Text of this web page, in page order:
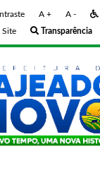
A + A -
Transparência